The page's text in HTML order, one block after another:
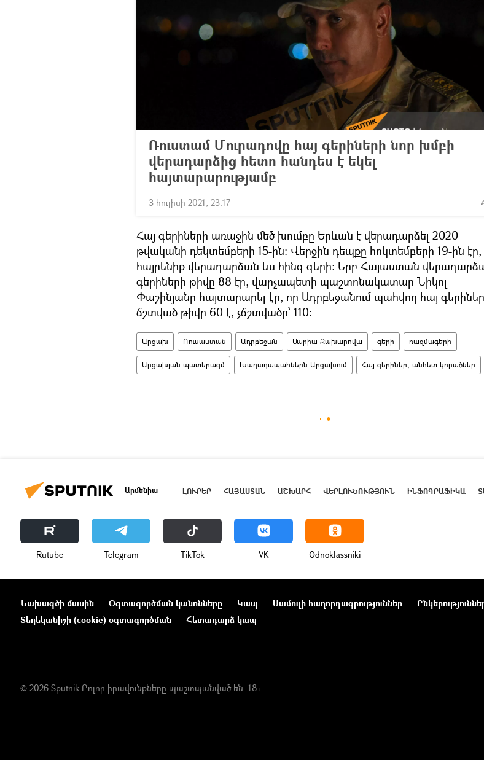
Ռուստամ Մուրադովը հայ գերիների նոր խմբի
վերադարձից հետո հանդես է եկել
հայտարարությամբ
3 հուլիսի 2021, 23:17
Հայ գերիների առաջին մեծ խումբը Երևան է վերադարձել 2020
թվականի դեկտեմբերի 15-ին։ Վերջին դեպքը հոկտեմբերի 19-ին էր,
հայրենիք վերադարձան ևս հինգ գերի։ Երբ Հայաստան
գերիների թիվը 88 էր, վարչապետի պաշտոնակատար Նիկոլ
Փաշինյանը հայտարարել էր, որ Ադրբեջանում պահվող հայ
ճշտված թիվը 60 է, չճշտվածը՝ 110։
Արցախ Ռուսաստան Ադրբեջան Մարիա Զախարովա գերի ռազմագերի
Արցախյան պատերազմ Խաղաղապահներն Արցախում Հայ գերիներ, անհետ կորածներ
Արմենիա ԼՈՒՐԵՐ ՀԱՅԱՍՏԱՆ ԱՇԽԱՐՀ ՎԵՐԼՈՒԾՈՒԹՅՈՒՆ ԻՆՖՈԳՐԱՖԻԿԱ
Rutube Telegram ТikТоk VK Odnoklassniki
Նախագծի մասին Օգտագործման կանոնները Կապ Մամուլի հաղորդագրություններ
Տեղեկանիշի (cookie) օգտագործման
Հետադարձ կապ
© 2026 Sputnik Բոլոր իրավունքները պաշտպանված են. 18+